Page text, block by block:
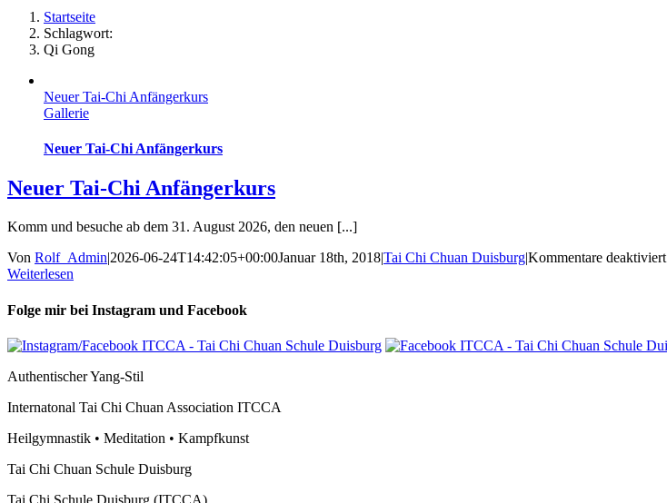
Startseite
Schlagwort:
Qi Gong
Neuer Tai-Chi Anfängerkurs
Gallerie
Neuer Tai-Chi Anfängerkurs
Neuer Tai-Chi Anfängerkurs
Komm und besuche ab dem 31. August 2026, den neuen [...]
Von Rolf_Admin|2026-06-24T14:42:05+00:00Januar 18th, 2018|Tai Chi Chuan Duisburg|Kommentare deaktiviert
Weiterlesen
Folge mir bei Instagram und Facebook
Authentischer Yang-Stil
Internatonal Tai Chi Chuan Association ITCCA
Heilgymnastik • Meditation • Kampfkunst
Tai Chi Chuan Schule Duisburg
Tai Chi Schule Duisburg (ITCCA)